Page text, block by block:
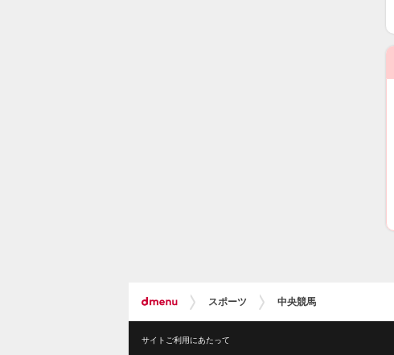
スポーツ 中央競馬
サイトご利用にあたって